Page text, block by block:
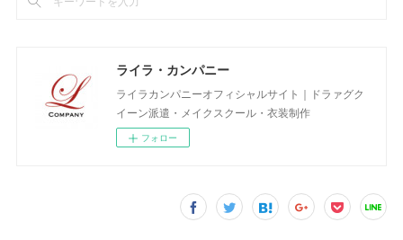
ライラ・カンパニー
ライラカンパニーオフィシャルサイト｜ドラァグク
イーン派遣・メイクスクール・衣装制作
フォロー